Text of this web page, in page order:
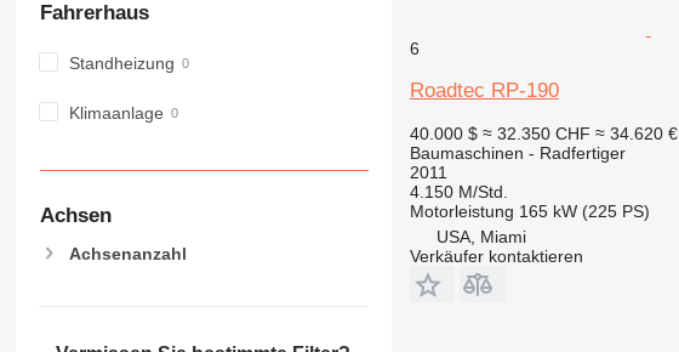
CS
E-series
F-series
MH
NR
Fahrerhaus
Standheizung
Klimaanlage
Achsen
Achsenanzahl
6
Roadtec RP-190
40.000 $ ≈ 32.350 CHF ≈ 34.620 €
Baumaschinen - Radfertiger
2011
4.150 M/Std.
Motorleistung 165 kW (225 PS)
USA, Miami
Verkäufer kontaktieren